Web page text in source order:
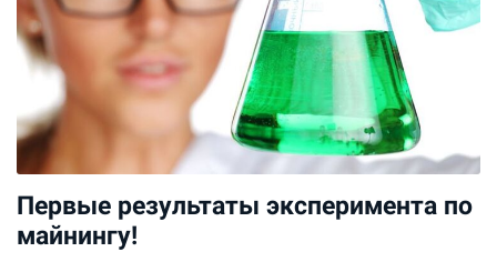
Первые результаты эксперимента по
майнингу!